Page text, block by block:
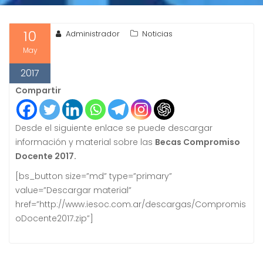
10
May
2017
Administrador Noticias
Compartir
Desde el siguiente enlace se puede descargar
información y material sobre las Becas Compromiso
Docente 2017.
[bs_button size=”md” type=”primary”
value=”Descargar material”
href=”http://www.iesoc.com.ar/descargas/Compromis
oDocente2017.zip”]